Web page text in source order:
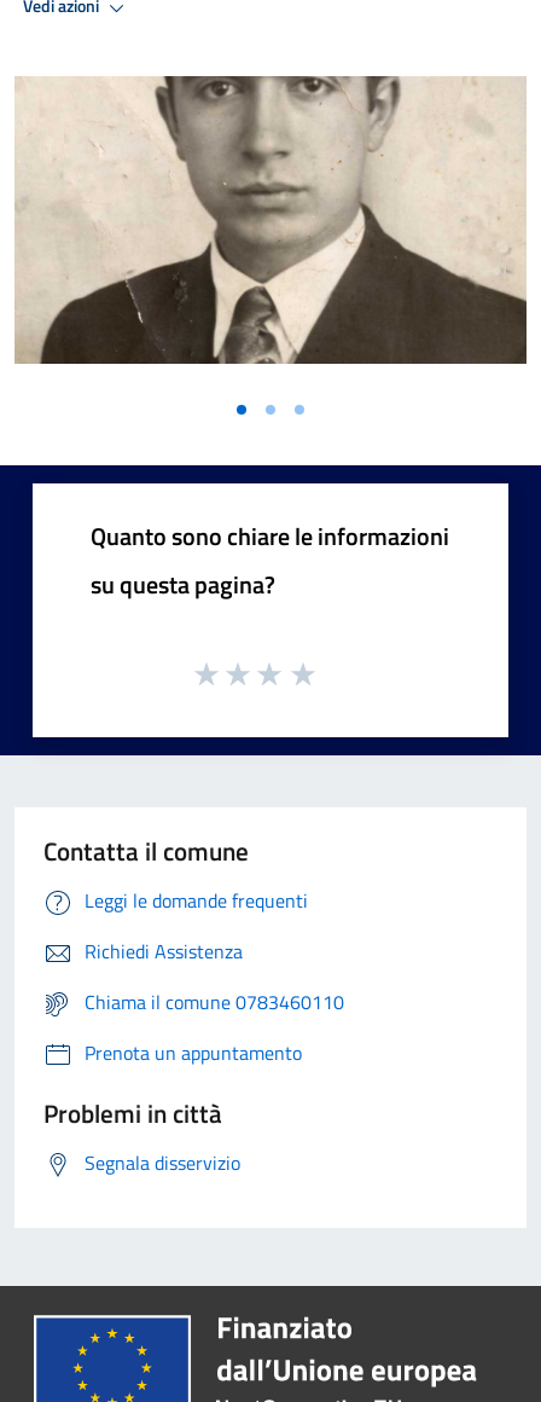
Vedi azioni
Vai alla slide 1
Vai alla slide 2
Vai alla slide 3
Quanto sono chiare le informazioni
su questa pagina?
Contatta il comune
Leggi le domande frequenti
Richiedi Assistenza
Chiama il comune 0783460110
Prenota un appuntamento
Problemi in città
Segnala disservizio